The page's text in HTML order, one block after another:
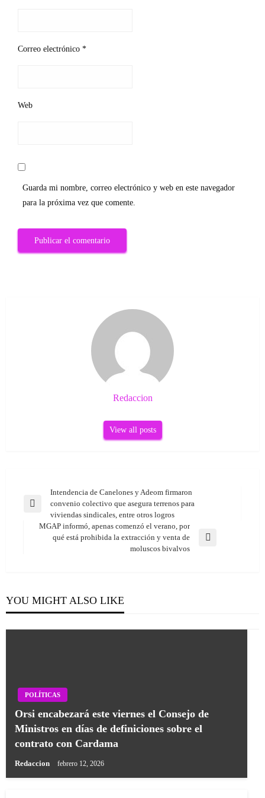
Correo electrónico *
Web
Guarda mi nombre, correo electrónico y web en este navegador
para la próxima vez que comente.
Redaccion
View all posts
Navegación
de
entradas
Previous
Intendencia de Canelones y Adeom firmaron
convenio colectivo que asegura terrenos para
viviendas sindicales, entre otros logros
MGAP informó, apenas comenzó el verano, por
qué está prohibida la extracción y venta de
moluscos bivalvos
YOU MIGHT ALSO LIKE
POLÍTICAS
Orsi encabezará este viernes el Consejo de
Ministros en días de definiciones sobre el
contrato con Cardama
Redaccion febrero 12, 2026